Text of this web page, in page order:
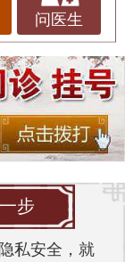
问医生
步
私安全，就